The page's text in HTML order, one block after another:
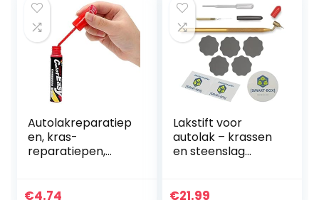
Autolakreparatiep
en, kras-
reparatiepen,
lakkrassen/lakrep
€4.74
Lakstift voor
autolak – krassen
en steenslag
repareren – met
€21.99